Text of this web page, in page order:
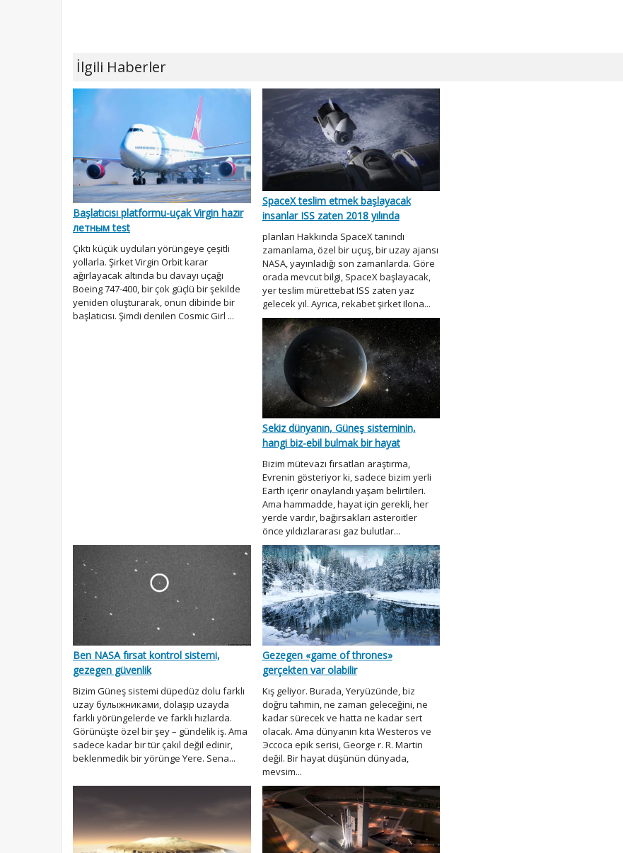
İlgili Haberler
Başlatıcısı platformu-uçak Virgin hazır
летным test
Çıktı küçük uyduları yörüngeye çeşitli
yollarla. Şirket Virgin Orbit karar
ağırlayacak altında bu davayı uçağı
Boeing 747-400, bir çok güçlü bir şekilde
yeniden oluşturarak, onun dibinde bir
başlatıcısı. Şimdi denilen Cosmic Girl ...
SpaceX teslim etmek başlayacak
insanlar ISS zaten 2018 yılında
planları Hakkında SpaceX tanındı
zamanlama, özel bir uçuş, bir uzay ajansı
NASA, yayınladığı son zamanlarda. Göre
orada mevcut bilgi, SpaceX başlayacak,
yer teslim mürettebat ISS zaten yaz
gelecek yıl. Ayrıca, rekabet şirket Ilona...
Sekiz dünyanın, Güneş sisteminin,
hangi biz-ebil bulmak bir hayat
Bizim mütevazı fırsatları araştırma,
Evrenin gösteriyor ki, sadece bizim yerli
Earth içerir onaylandı yaşam belirtileri.
Ama hammadde, hayat için gerekli, her
yerde vardır, bağırsakları asteroitler
önce yıldızlararası gaz bulutlar...
Ben NASA fırsat kontrol sistemi,
gezegen güvenlik
Bizim Güneş sistemi düpedüz dolu farklı
uzay булыжниками, dolaşıp uzayda
farklı yörüngelerde ve farklı hızlarda.
Görünüşte özel bir şey – gündelik iş. Ama
sadece kadar bir tür çakıl değil edinir,
beklenmedik bir yörünge Yere. Sena...
Gezegen «game of thrones»
gerçekten var olabilir
Kış geliyor. Burada, Yeryüzünde, biz
doğru tahmin, ne zaman geleceğini, ne
kadar sürecek ve hatta ne kadar sert
olacak. Ama dünyanın kıta Westeros ve
Эссоса epik serisi, George r. R. Martin
değil. Bir hayat düşünün dünyada,
mevsim...